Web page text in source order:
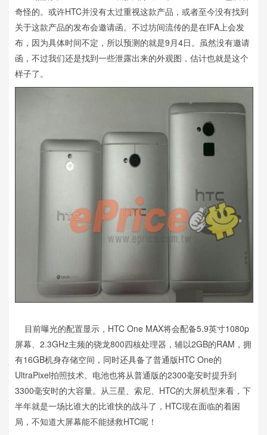
奇怪的。或许HTC并没有太过重视这款产品，或者至今没有找到
关于这款产品的发布会邀请函。不过坊间流传的是在IFA上会发
布，因为具体时间不定，所以预测的就是9月4日。虽然没有邀请
函，不过我们还是找到一些泄露出来的外观图，估计也就是这个
样子了。
目前曝光的配置显示，HTC One MAX将会配备5.9英寸1080p
屏幕、2.3GHz主频的骁龙800四核处理器，辅以2GB的RAM，拥
有16GB机身存储空间，同时还具备了普通版HTC One的
UltraPixel拍照技术。电池也将从普通版的2300毫安时提升到
3300毫安时的大容量。从三星、索尼、HTC的大屏机型来看，下
半年就是一场比谁大的比谁快的战斗了，HTC现在面临的着困
局，不知道大屏幕能不能拯救HTC呢！